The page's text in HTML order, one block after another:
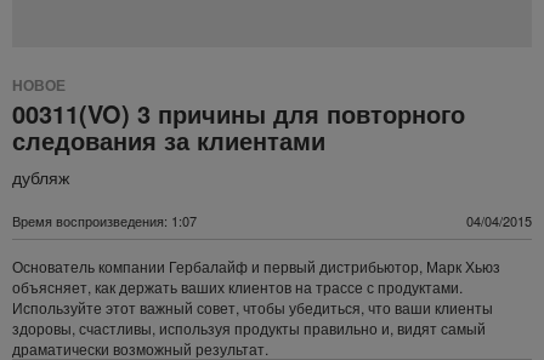
НОВОЕ
00311(VO) 3 причины для повторного
следования за клиентами
дубляж
Время воспроизведения: 1:07 04/04/2015
Основатель компании Гербалайф и первый дистрибьютор, Марк Хьюз
объясняет, как держать ваших клиентов на трассе с продуктами.
Используйте этот важный совет, чтобы убедиться, что ваши клиенты
здоровы, счастливы, используя продукты правильно и, видят самый
драматически возможный результат.